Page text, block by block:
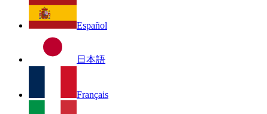
Español
日本語
Français